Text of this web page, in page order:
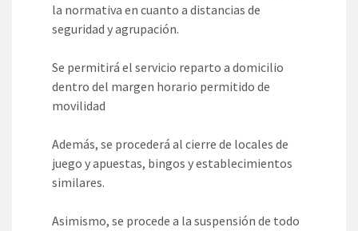
la normativa en cuanto a distancias de
seguridad y agrupación.
Se permitirá el servicio reparto a domicilio
dentro del margen horario permitido de
movilidad
Además, se procederá al cierre de locales de
juego y apuestas, bingos y establecimientos
similares.
Asimismo, se procede a la suspensión de todo